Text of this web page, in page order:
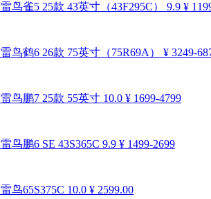
雷鸟雀5 25款 43英寸（43F295C） 9.9 ¥
雷鸟鹤6 26款 75英寸（75R69A） ¥ 3249-
雷鸟鹏7 25款 55英寸 10.0 ¥ 1699-4799
雷鸟鹏6 SE 43S365C 9.9 ¥ 1499-2699
雷鸟65S375C 10.0 ¥ 2599.00